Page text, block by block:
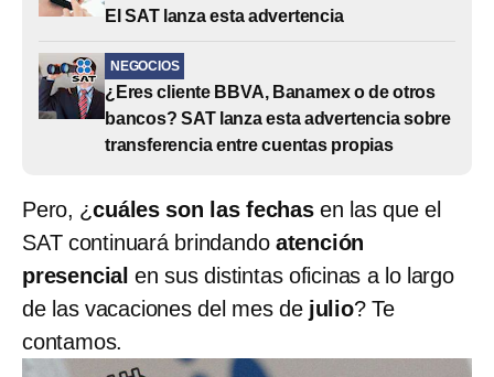
El SAT lanza esta advertencia
NEGOCIOS
¿Eres cliente BBVA, Banamex o de otros
bancos? SAT lanza esta advertencia sobre
transferencia entre cuentas propias
Pero, ¿cuáles son las fechasen las que el
SAT continuará brindando atención
presencial en sus distintas oficinas a lo largo
de las vacaciones del mes de julio? Te
contamos.